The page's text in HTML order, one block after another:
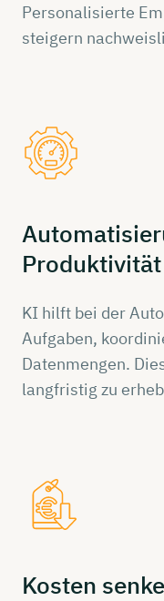
Personalisierte
steigern
Produktivität
KI hilft bei der
Aufgaben,
Datenmengen.
langfristig zu
Kosten